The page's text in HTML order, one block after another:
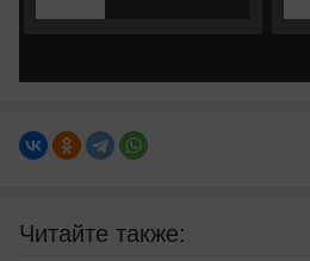
Читайте также: